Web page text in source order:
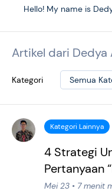
Hello! My name is
Artikel dari Dedya
Kategori Semua
Kategori Lainnya
4 Strategi
Pertanyaan
Mei 23 • 7 menit